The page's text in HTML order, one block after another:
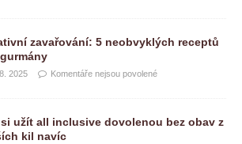
zavařování: 5 neobvyklých receptů
2025 Komentáře nejsou povolené
užít all inclusive dovolenou bez obav z
kil navíc